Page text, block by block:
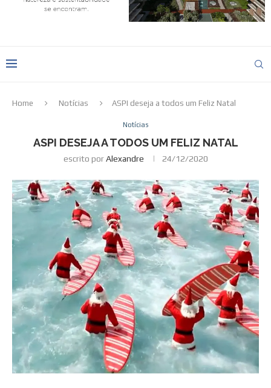
Home Notícias ASPI deseja a todos um Feliz Natal
Notícias
ASPI DESEJA A TODOS UM FELIZ NATAL
escrito porAlexandre 24/12/2020